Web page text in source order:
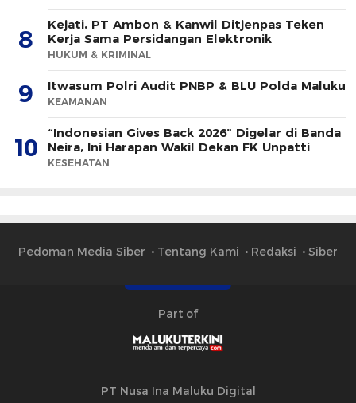
8
Kejati, PT Ambon & Kanwil Ditjenpas Teken
Kerja Sama Persidangan Elektronik
HUKUM & KRIMINAL
9 Itwasum Polri Audit PNBP & BLU Polda Maluku
KEAMANAN
10
“Indonesian Gives Back 2026” Digelar di Banda
Neira, Ini Harapan Wakil Dekan FK Unpatti
KESEHATAN
Pedoman Media Siber Tentang Kami Redaksi Siber
Part of
PT Nusa Ina Maluku Digital